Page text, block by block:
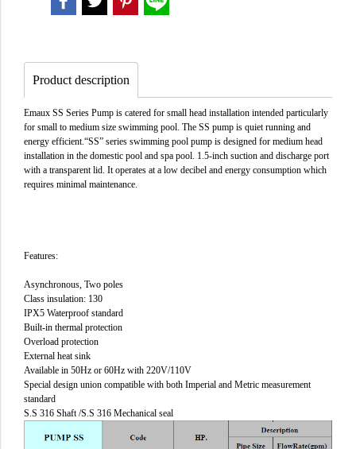
Product description
Emaux SS Series Pump is catered for small head installation intended particularly
for small to medium size swimming pool. The SS pump is quiet running and
energy efficient.“SS” series swimming pool pump is designed for medium head
installation in the domestic pool and spa pool. 1.5-inch suction and discharge port
with a transparent lid. It operates at a low decibel and energy consumption which
requires minimal maintenance.
Features:
Asynchronous, Two poles
Class insulation: 130
IPX5 Waterproof standard
Built-in thermal protection
Overload protection
External heat sink
Available in 50Hz or 60Hz with 220V/110V
Special design union compatible with both Imperial and Metric measurement
standard
S.S 316 Shaft /S.S 316 Mechanical seal